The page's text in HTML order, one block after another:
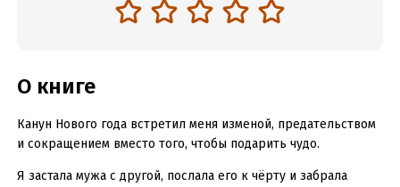
О книге
Канун Нового года встретил меня изменой, предательством
и сокращением вместо того, чтобы подарить чудо.
Я застала мужа с другой, послала его к чёрту и забрала